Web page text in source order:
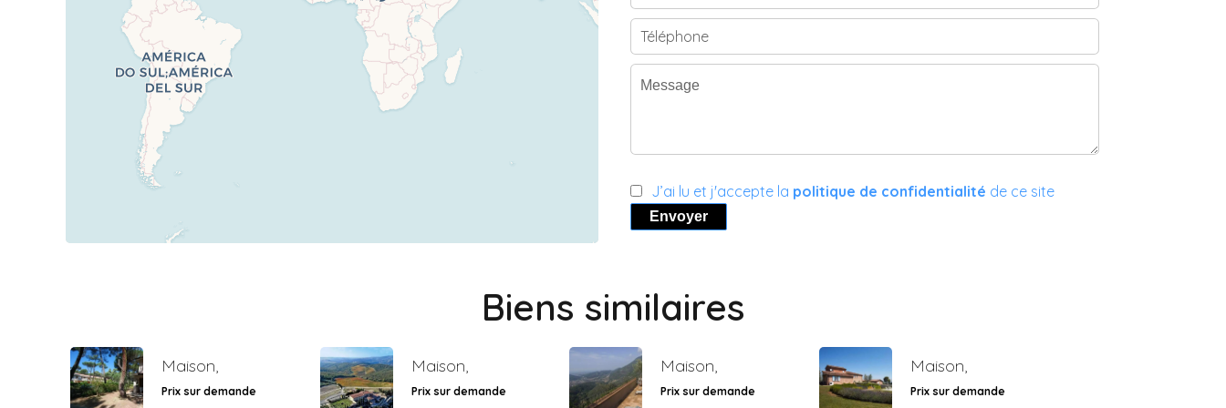
J’ai lu et j'accepte la politique de confidentialité de ce site
Envoyer
Biens similaires
Maison,
Prix sur demande
Maison,
Prix sur demande
Maison,
Prix sur demande
Maison,
Prix sur demande